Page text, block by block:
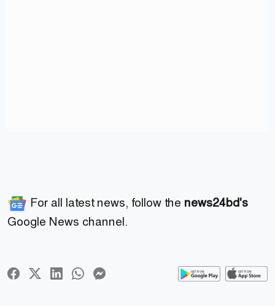
For all latest news, follow the news24bd's
Google News channel.